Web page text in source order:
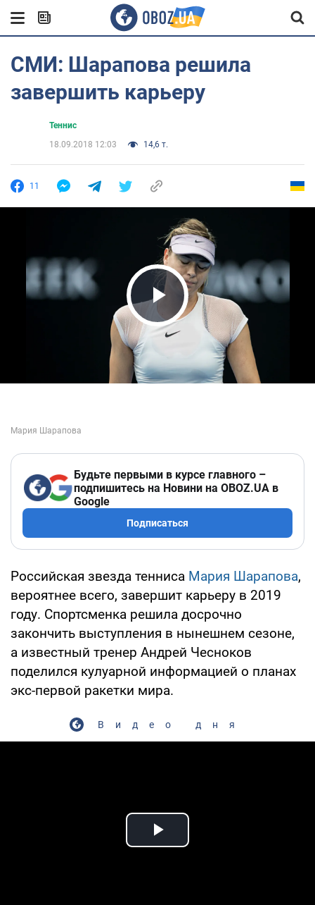
СМИ: Шарапова решила
завершить карьеру
Теннис
18.09.2018 12:03
14,6 т.
11
Play Video
Будьте первыми в курсе главного –
подпишитесь на Новини на OBOZ.UA в
Google
Подписаться
Российская звезда тенниса Мария Шарапова,
вероятнее всего, завершит карьеру в 2019
году. Спортсменка решила досрочно
закончить выступления в нынешнем сезоне,
а известный тренер Андрей Чесноков
поделился кулуарной информацией о планах
экс-первой ракетки мира.
Видео дня
Play Video